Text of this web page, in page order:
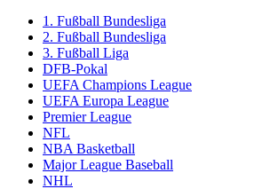
1. Fußball Bundesliga
2. Fußball Bundesliga
3. Fußball Liga
DFB-Pokal
UEFA Champions League
UEFA Europa League
Premier League
NFL
NBA Basketball
Major League Baseball
NHL